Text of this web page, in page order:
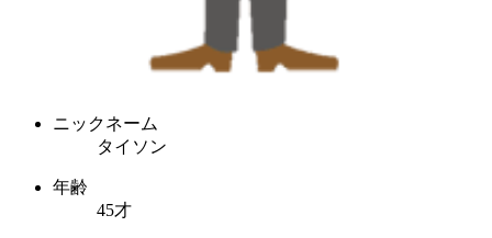
ニックネーム
タイソン
年齢
45才